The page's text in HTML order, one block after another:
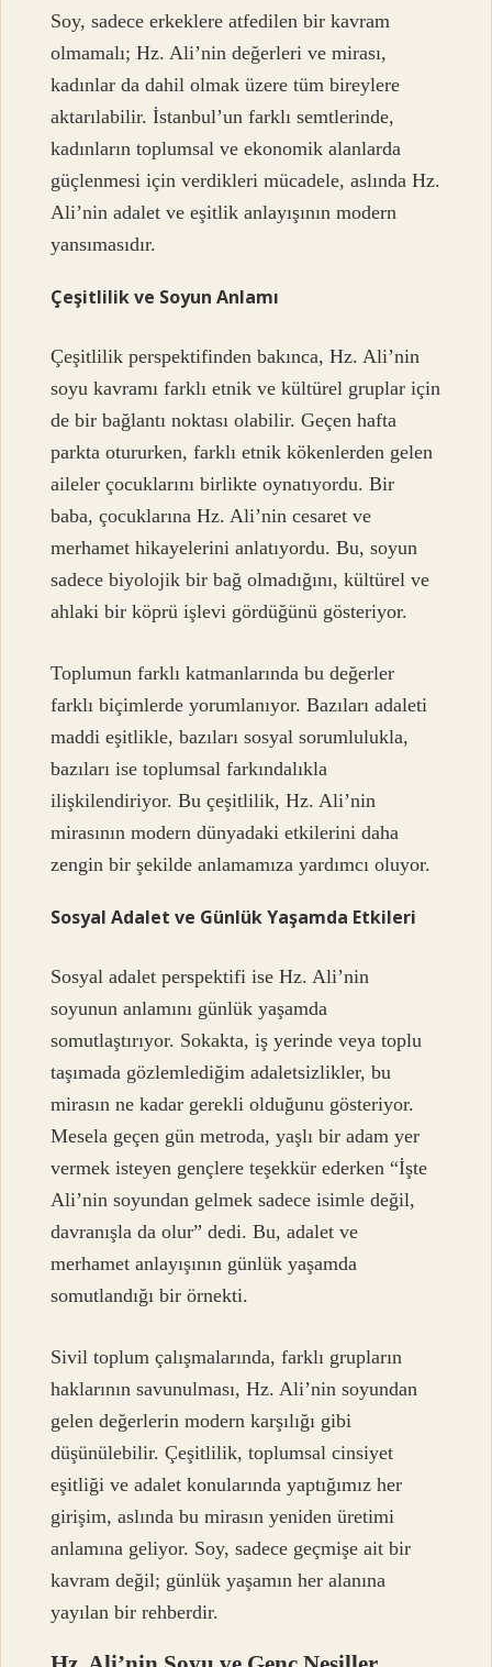
Soy, sadece erkeklere atfedilen bir kavram
olmamalı; Hz. Ali’nin değerleri ve mirası,
kadınlar da dahil olmak üzere tüm bireylere
aktarılabilir. İstanbul’un farklı semtlerinde,
kadınların toplumsal ve ekonomik alanlarda
güçlenmesi için verdikleri mücadele, aslında Hz.
Ali’nin adalet ve eşitlik anlayışının modern
yansımasıdır.
Çeşitlilik ve Soyun Anlamı
Çeşitlilik perspektifinden bakınca, Hz. Ali’nin
soyu kavramı farklı etnik ve kültürel gruplar için
de bir bağlantı noktası olabilir. Geçen hafta
parkta otururken, farklı etnik kökenlerden gelen
aileler çocuklarını birlikte oynatıyordu. Bir
baba, çocuklarına Hz. Ali’nin cesaret ve
merhamet hikayelerini anlatıyordu. Bu, soyun
sadece biyolojik bir bağ olmadığını, kültürel ve
ahlaki bir köprü işlevi gördüğünü gösteriyor.
Toplumun farklı katmanlarında bu değerler
farklı biçimlerde yorumlanıyor. Bazıları adaleti
maddi eşitlikle, bazıları sosyal sorumlulukla,
bazıları ise toplumsal farkındalıkla
ilişkilendiriyor. Bu çeşitlilik, Hz. Ali’nin
mirasının modern dünyadaki etkilerini daha
zengin bir şekilde anlamamıza yardımcı oluyor.
Sosyal Adalet ve Günlük Yaşamda Etkileri
Sosyal adalet perspektifi ise Hz. Ali’nin
soyunun anlamını günlük yaşamda
somutlaştırıyor. Sokakta, iş yerinde veya toplu
taşımada gözlemlediğim adaletsizlikler, bu
mirasın ne kadar gerekli olduğunu gösteriyor.
Mesela geçen gün metroda, yaşlı bir adam yer
vermek isteyen gençlere teşekkür ederken “İşte
Ali’nin soyundan gelmek sadece isimle değil,
davranışla da olur” dedi. Bu, adalet ve
merhamet anlayışının günlük yaşamda
somutlandığı bir örnekti.
Sivil toplum çalışmalarında, farklı grupların
haklarının savunulması, Hz. Ali’nin soyundan
gelen değerlerin modern karşılığı gibi
düşünülebilir. Çeşitlilik, toplumsal cinsiyet
eşitliği ve adalet konularında yaptığımız her
girişim, aslında bu mirasın yeniden üretimi
anlamına geliyor. Soy, sadece geçmişe ait bir
kavram değil; günlük yaşamın her alanına
yayılan bir rehberdir.